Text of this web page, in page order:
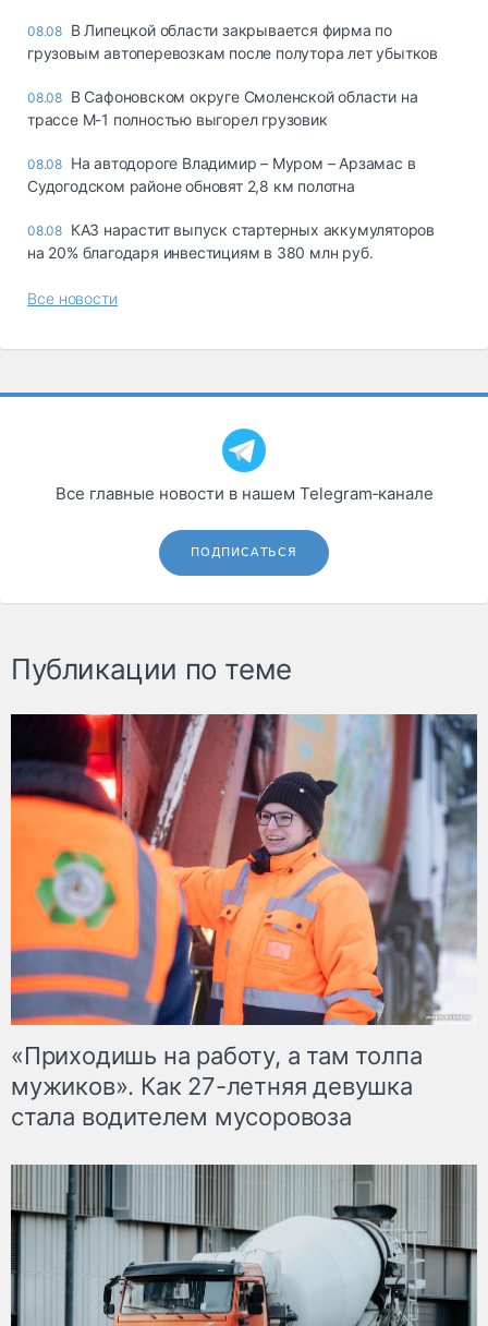
08.08 В Липецкой области закрывается фирма по
грузовым автоперевозкам после полутора лет убытков
08.08 В Сафоновском округе Смоленской области на
трассе М-1 полностью выгорел грузовик
08.08 На автодороге Владимир – Муром – Арзамас в
Судогодском районе обновят 2,8 км полотна
08.08 КАЗ нарастит выпуск стартерных аккумуляторов
на 20% благодаря инвестициям в 380 млн руб.
Все новости
Все главные новости в нашем Telegram‑канале
ПОДПИСАТЬСЯ
Публикации по теме
«Приходишь на работу, а там толпа
мужиков». Как 27-летняя девушка
стала водителем мусоровоза